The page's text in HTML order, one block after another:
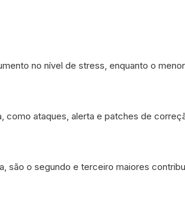
no nível de stress, enquanto o
ataques, alerta e patches de
o segundo e terceiro maiores